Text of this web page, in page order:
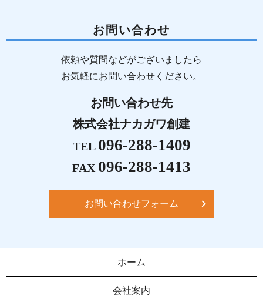
お問い合わせ
依頼や質問などがございましたら
お気軽にお問い合わせください。
お問い合わせ先
株式会社ナカガワ創建
TEL 096-288-1409
FAX 096-288-1413
お問い合わせフォーム
ホーム
会社案内